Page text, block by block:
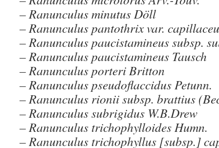
– Ranunculus minutus Döll
– Ranunculus pantothrix var.
– Ranunculus paucistamineus subsp.
– Ranunculus paucistamineus Tausch
– Ranunculus porteri Britton
– Ranunculus pseudoflaccidus Petunn.
– Ranunculus rionii subsp. brattius
– Ranunculus subrigidus W.B.Drew
– Ranunculus trichophylloides Humn.
– Ranunculus trichophyllus [subsp.]